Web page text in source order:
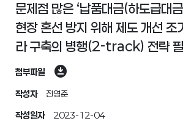
문제점 많은 ‘납품대금(하도급대
현장 혼선 방지 위해 제도 개선 조
라 구축의 병행(2-track) 전략
첨부파일 download_for_offline
작성자 전영준
작성일자 2023-12-04